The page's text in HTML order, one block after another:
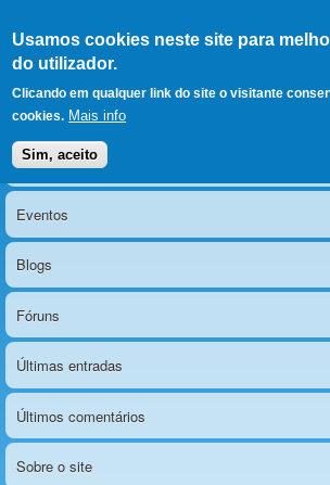
Usamos cookies neste site para
do utilizador.
Clicando em qualquer link do site o visitante
cookies. Mais info
Sim, aceito
LERPARAVER
O portal da visão diferente
Menu principal
Notícias
Eventos
Blogs
Fóruns
Últimas entradas
Últimos comentários
Sobre o site